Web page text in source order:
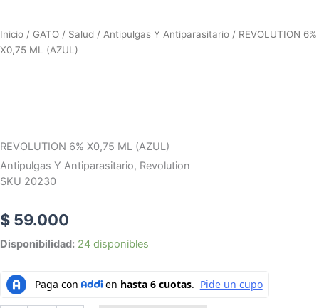
Inicio / GATO / Salud / Antipulgas Y Antiparasitario / REVOLUTION 6%
X0,75 ML (AZUL)
REVOLUTION 6% X0,75 ML (AZUL)
Antipulgas Y Antiparasitario, Revolution
SKU 20230
$ 59.000
Disponibilidad: 24 disponibles
REVOLUTION
ML
(AZUL)